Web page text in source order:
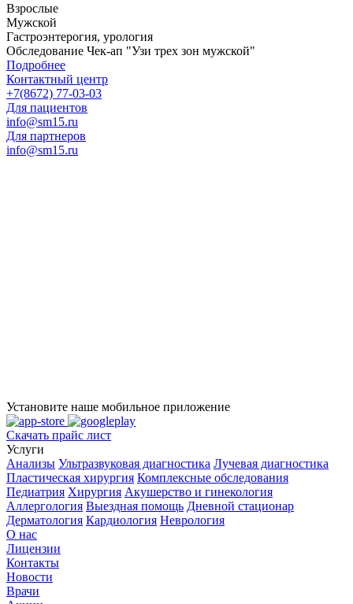
Взрослые
Мужской
Гастроэнтерогия, урология
Обследование Чек-ап "Узи трех зон мужской"
Подробнее
Контактный центр
+7(8672) 77-03-03
Для пациентов
info@sm15.ru
Для партнеров
info@sm15.ru
Установите наше мобильное приложение
Скачать прайс лист
Услуги
Анализы Ультразвуковая диагностика Лучевая диагностика
Пластическая хирургия Комплексные обследования
Педиатрия Хирургия Акушерство и гинекология
Аллергология Выездная помощь Дневной стационар
Дерматология Кардиология Неврология
О нас
Лицензии
Контакты
Новости
Врачи